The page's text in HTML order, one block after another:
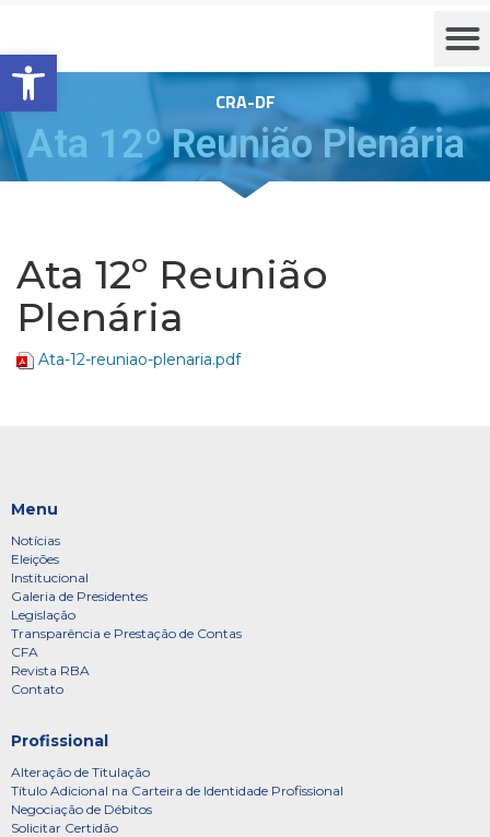
Barra de Ferramentas Aberta
CRA-DF
Ata 12º Reunião Plenária
Ata 12º Reunião
Plenária
Ata-12-reuniao-plenaria.pdf
Menu
Notícias
Eleições
Institucional
Galeria de Presidentes
Legislação
Transparência e Prestação de Contas
CFA
Revista RBA
Contato
Profissional
Alteração de Titulação
Título Adicional na Carteira de Identidade Profissional
Negociação de Débitos
Solicitar Certidão